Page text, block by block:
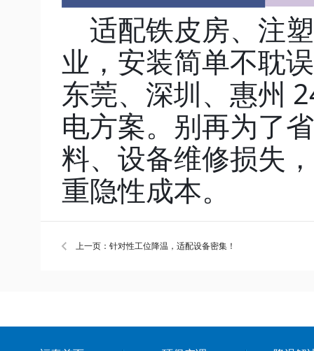
适配铁皮房、注
业，安装简单不耽
东莞、深圳、惠州
电方案。别再为了
料、设备维修损失
重隐性成本。
上一页：针对性工位降温，适配设备密集！